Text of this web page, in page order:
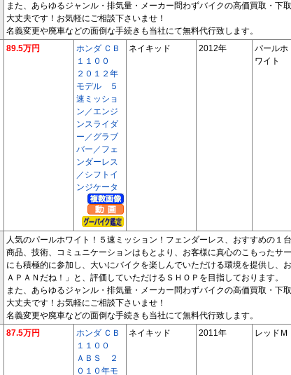
また、あらゆるジャンル・排気量・メーカー問わずバイクの高価買取・
大丈夫です！お気軽にご相談下さいませ！
名義変更や廃車などの面倒な手続きも当社にて無料代行致します。
89.5万円
ホンダ ＣＢ
１１００
２０１２年
モデル ５
速ミッショ
ン／エンジ
ンスライダ
ー／グラブ
バー／フェ
ンダーレス
／シフトイ
ンジケータ
ネイキッド 2012年
パールホ
ワイト
人気のパールホワイト！５速ミッション！フェンダーレス、おすすめの１
商品、技術、コミュニケーションはもとより、お客様に真心のこもったサ
にも積極的に参加し、大いにバイクを楽しんでいただける環境を提供し、
ＡＰＡＮだね！」と、評価していただけるＳＨＯＰを目指しております。
また、あらゆるジャンル・排気量・メーカー問わずバイクの高価買取・
大丈夫です！お気軽にご相談下さいませ！
名義変更や廃車などの面倒な手続きも当社にて無料代行致します。
87.5万円
ホンダ ＣＢ
１１００
ＡＢＳ ２
０１０年モ
ネイキッド 2011年 レッドＭ